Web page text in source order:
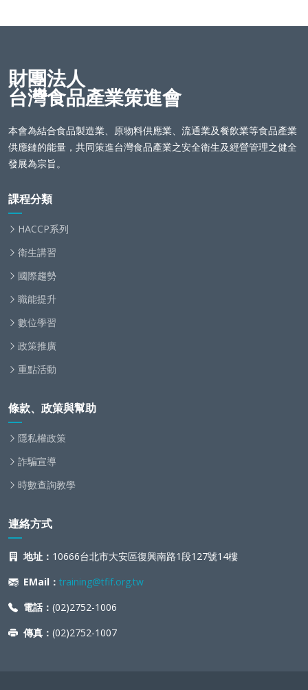
財團法人
台灣食品產業策進會
本會為結合食品製造業、原物料供應業、流通業及餐飲業等食品產業
供應鏈的能量，共同策進台灣食品產業之安全衛生及經營管理之健全
發展為宗旨。
課程分類
HACCP系列
衛生講習
國際趨勢
職能提升
數位學習
政策推廣
重點活動
條款、政策與幫助
隱私權政策
詐騙宣導
時數查詢教學
連絡方式
地址： 10666台北市大安區復興南路1段127號14樓
EMail： training@tfif.org.tw
電話： (02)2752-1006
傳真： (02)2752-1007